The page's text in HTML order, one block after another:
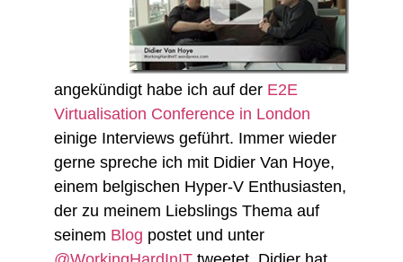
angekündigt habe ich auf der E2E
Virtualisation Conference in London
einige Interviews geführt. Immer wieder
gerne spreche ich mit Didier Van Hoye,
einem belgischen Hyper-V Enthusiasten,
der zu meinem Liebslings Thema auf
seinem Blog postet und unter